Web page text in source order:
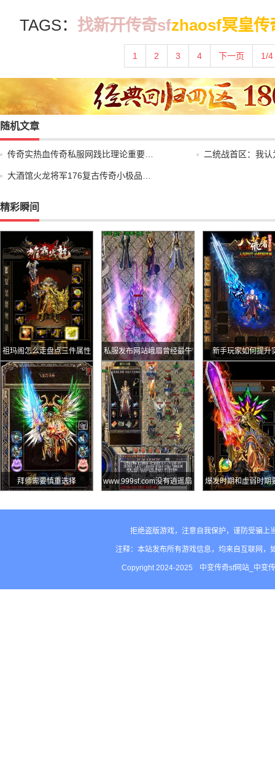
TAGS： 找新开传奇sfzhaosf冥皇传
1 2 3 4 下一页 1/4
随机文章
传奇实热血传奇私服网践比理论重要… 二统战首区：我
大酒馆火龙将军176复古传奇小极品…
精彩瞬间
祖玛阁怎么走盘点三件属性
最均衡的奇葩极品装备件件
都是孤品
私服发布网站峨眉曾经最牛
的沙城主冷面侠客运3记忆
爆给对手
新手玩家如何提升
拜师需要慎重选择 www.999sf.com没有逍遥扇 爆发时期和虚弱时期
拒绝盗版游戏，注意自我保护，谨防受骗上
注释：本站发布所有游戏信息，均来自互联网
Copyright 2024-2025 中变传奇sf网站_中变